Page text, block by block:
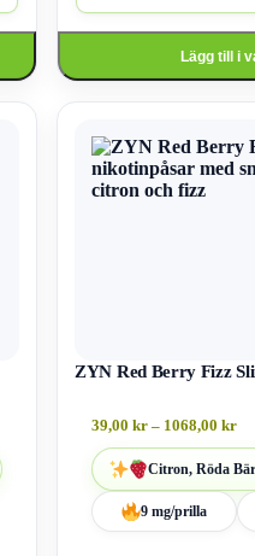
Lägg till i
ZYN Red Berry Fizz
39,00 kr – 1068,00 kr
Citron, Röda Bär
9 mg/prilla